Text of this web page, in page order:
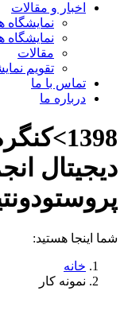
اخبار و مقالات
نمایشگاه
نمایشگاه
مقالات
تقویم
تماس با ما
درباره ما
دیجیتال
شما اینجا هستید:
خانه
نمونه کار